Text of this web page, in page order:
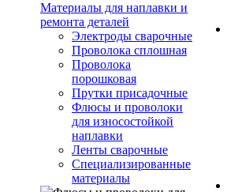
Материалы для наплавки и
ремонта деталей
Электроды сварочные
Проволока сплошная
Проволока
порошковая
Прутки присадочные
Флюсы и проволоки
для износостойкой
наплавки
Ленты сварочные
Специализированные
материалы